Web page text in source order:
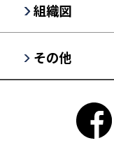
組織図
その他